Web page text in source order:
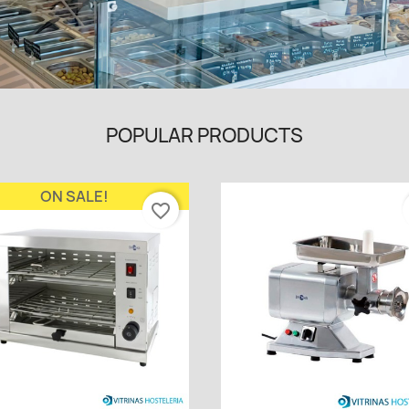
POPULAR PRODUCTS
ON SALE!
favorite_border